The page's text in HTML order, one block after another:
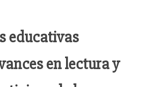
educativas
en lectura y